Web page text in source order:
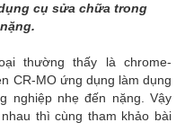
cụ sửa chữa trong
thường thấy là chrome-
CR-MO ứng dụng làm dụng
nghiệp nhẹ đến nặng. Vậy
thì cùng tham khảo bài